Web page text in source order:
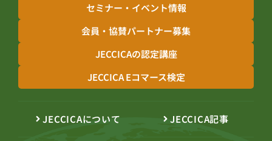
セミナー・イベント情報
会員・協賛パートナー募集
JECCICAの認定講座
JECCICA Eコマース検定
JECCICAについて JECCICA記事